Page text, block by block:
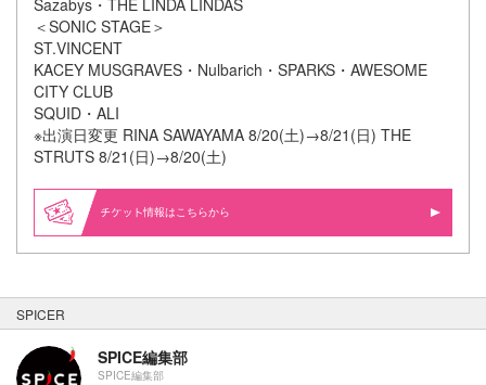
Sazabys・THE LINDA LINDAS
＜SONIC STAGE＞
ST.VINCENT
KACEY MUSGRAVES・Nulbarich・SPARKS・AWESOME
CITY CLUB
SQUID・ALI
※出演日変更 RINA SAWAYAMA 8/20(土)→8/21(日) THE
STRUTS 8/21(日)→8/20(土)
情報はこちらから
SPICER
SPICE編集部
SPICE編集部